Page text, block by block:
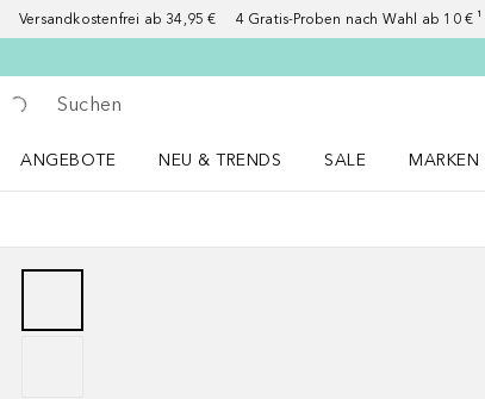
Versandkostenfrei ab 34,95 € 4 Gratis-Proben nach Wahl ab 10 € ¹
Gehe zurück
Suche ausführen
ANGEBOTE
NEU & TRENDS
SALE
MARKEN